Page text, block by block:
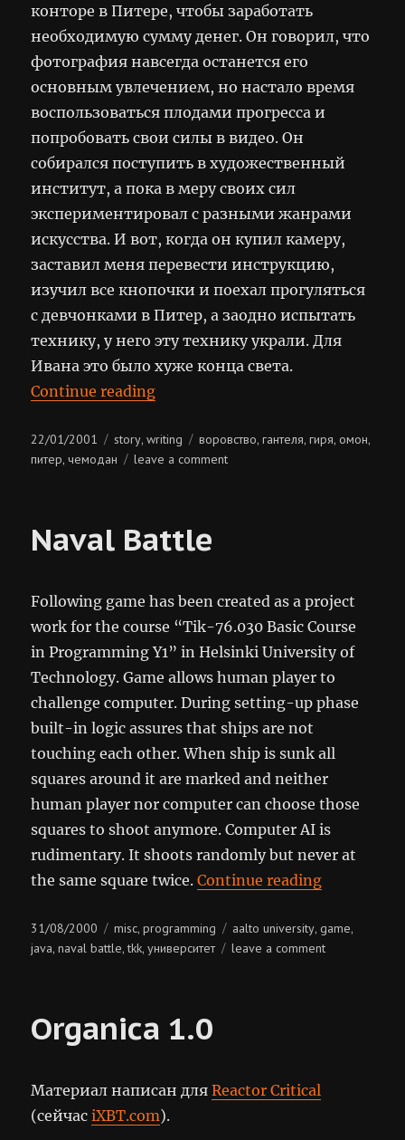
конторе в Питере, чтобы заработать
необходимую сумму денег. Он говорил, что
фотография навсегда останется его
основным увлечением, но настало время
воспользоваться плодами прогресса и
попробовать свои силы в видео. Он
собирался поступить в художественный
институт, а пока в меру своих сил
экспериментировал с разными жанрами
искусства. И вот, когда он купил камеру,
заставил меня перевести инструкцию,
изучил все кнопочки и поехал прогуляться
с девчонками в Питер, а заодно испытать
технику, у него эту технику украли. Для
Ивана это было хуже конца света.
Continue reading“Чемодан”
Posted
on
22/01/2001 Categories
story,writing Tags
воровство,гантеля,гиря,омон,
питер,чемодан leave a commenton
Naval Battle
Following game has been created as a project
work for the course “Tik-76.030 Basic Course
in Programming Y1” in Helsinki University of
Technology. Game allows human player to
challenge computer. During setting-up phase
built-in logic assures that ships are not
touching each other. When ship is sunk all
squares around it are marked and neither
human player nor computer can choose those
squares to shoot anymore. Computer AI is
rudimentary. It shoots randomly but never at
the same square twice.Continue reading“Naval
Posted
on
31/08/2000 Categories
misc,programming Tags
aalto university,game,
java,naval battle,tkk,университет leave a commenton
Organica 1.0
Материал написан дляReactor Critical
(сейчасiXBT.com).